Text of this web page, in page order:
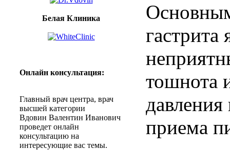
Белая Клиника
Онлайн консультация:
Главный врач центра, врач
высшей категории
Вдовин Валентин Иванович
проведет онлайн
консультацию на
интересующие вас темы.
гастрита
тошнота
приема